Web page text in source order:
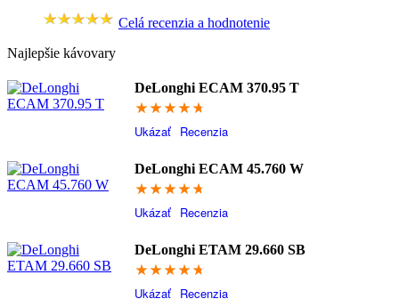
Celá recenzia a hodnotenie
Najlepšie kávovary
DeLonghi ECAM 370.95 T
94.8
Ukázať Recenzia
DeLonghi ECAM 45.760 W
94.6
Ukázať Recenzia
DeLonghi ETAM 29.660 SB
94.4
Ukázať Recenzia